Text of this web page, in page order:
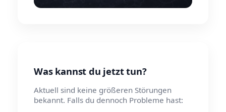
Was kannst du jetzt tun?
Aktuell sind keine größeren Störungen
bekannt. Falls du dennoch Probleme hast: